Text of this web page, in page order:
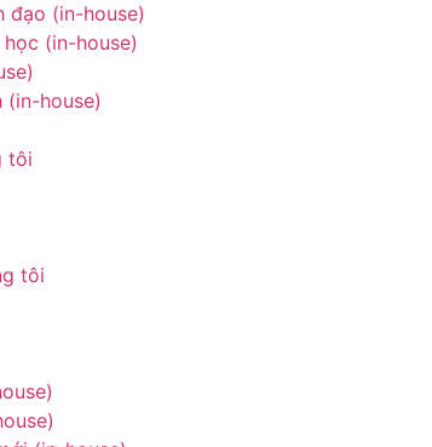
đạo (in-house)
(in-house)
house)
tôi
tôi